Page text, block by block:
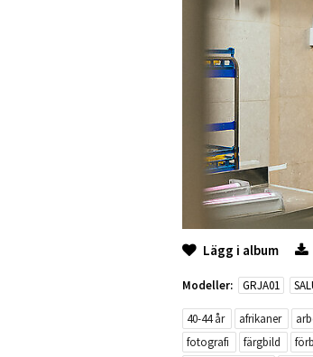
Lägg i album
Modeller: GRJA01
40-44 år afrikaner
fotografi
färgbild